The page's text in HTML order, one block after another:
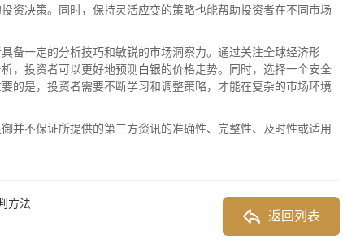
资决策。同时，保持灵活应变的策略也能帮助投资者在不同市场
备一定的分析技巧和敏锐的市场洞察力。通过关注全球经济形
，投资者可以更好地预测白银的价格走势。同时，选择一个安全
的是，投资者需要不断学习和调整策略，才能在复杂的市场环境
并不保证所提供的第三方资讯的准确性、完整性、及时性或适用
方法
返回列表